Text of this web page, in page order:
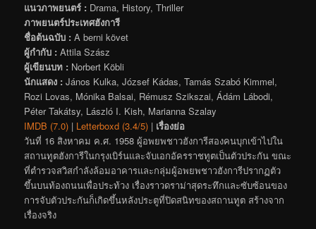
แนวภาพยนตร์ : Drama, History, Thriller
ภาพยนตร์ประเทศฮังการี
ชื่อต้นฉบับ : A berni követ
ผู้กำกับ : Attila Szász
ผู้เขียนบท : Norbert Köbli
นักแสดง : János Kulka, József Kádas, Tamás Szabó Kimmel,
Rozi Lovas, Mónika Balsai, Rémusz Szikszai, Ádám Lábodi,
Péter Takátsy, László I. Kish, Marianna Szalay
IMDB (7.0) | Letterboxd (3.4/5) | เรื่องย่อ
วันที่ 16 สิงหาคม ค.ศ. 1958 ผู้อพยพชาวฮังการีสองคนบุกเข้าไปใน
สถานทูตฮังการีในกรุงเบิร์นและจับเอกอัครราชทูตเป็นตัวประกัน ขณะ
ที่ตำรวจสวิสกำลังล้อมอาคารและกลุ่มผู้อพยพชาวฮังการีปรากฏตัว
ขึ้นบนท้องถนนเพื่อประท้วง เรื่องราวดราม่าสุดระทึกและซับซ้อนของ
การจับตัวประกันก็เกิดขึ้นหลังประตูที่ปิดสนิทของสถานทูต สร้างจาก
เรื่องจริง